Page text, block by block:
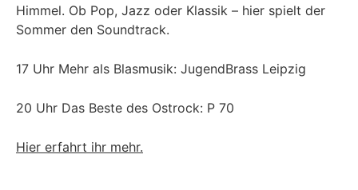
Himmel. Ob Pop, Jazz oder Klassik – hier spielt der
Sommer den Soundtrack.
17 Uhr Mehr als Blasmusik: JugendBrass Leipzig
20 Uhr Das Beste des Ostrock: P 70
Hier erfahrt ihr mehr.